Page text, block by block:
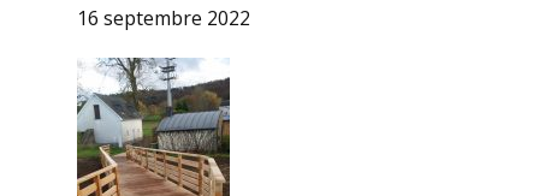
16 septembre 2022